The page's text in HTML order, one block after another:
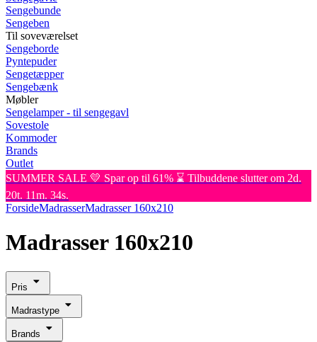
Sengebunde
Sengeben
Til soveværelset
Sengeborde
Pyntepuder
Sengetæpper
Sengebænk
Møbler
Sengelamper - til sengegavl
Sovestole
Kommoder
Brands
Outlet
SUMMER SALE 💛 Spar op til 61% ⌛ Tilbuddene slutter om 2d.
20t. 11m. 34s.
ForsideMadrasserMadrasser 160x210
Madrasser 160x210
Pris
Madrastype
Brands